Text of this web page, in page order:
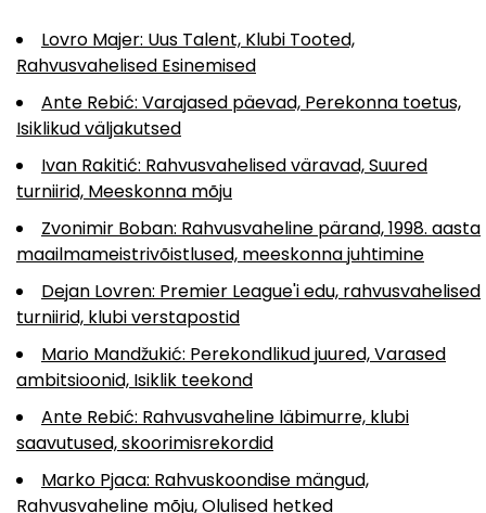
Lovro Majer: Uus Talent, Klubi Tooted,
Rahvusvahelised Esinemised
Ante Rebić: Varajased päevad, Perekonna toetus,
Isiklikud väljakutsed
Ivan Rakitić: Rahvusvahelised väravad, Suured
turniirid, Meeskonna mõju
Zvonimir Boban: Rahvusvaheline pärand, 1998. aasta
maailmameistrivõistlused, meeskonna juhtimine
Dejan Lovren: Premier League'i edu, rahvusvahelised
turniirid, klubi verstapostid
Mario Mandžukić: Perekondlikud juured, Varased
ambitsioonid, Isiklik teekond
Ante Rebić: Rahvusvaheline läbimurre, klubi
saavutused, skoorimisrekordid
Marko Pjaca: Rahvuskoondise mängud,
Rahvusvaheline mõju, Olulised hetked